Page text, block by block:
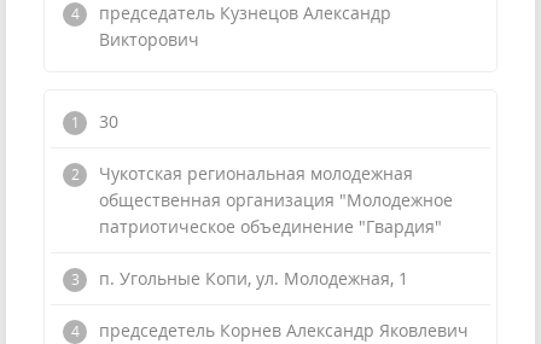
председатель Кузнецов Александр
Викторович
30
Чукотская региональная молодежная
общественная организация "Молодежное
патриотическое объединение "Гвардия"
п. Угольные Копи, ул. Молодежная, 1
председетель Корнев Александр Яковлевич